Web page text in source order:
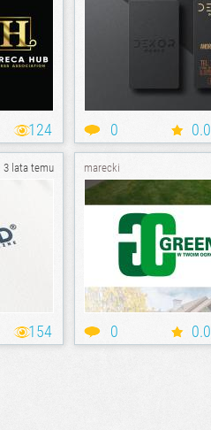
124 0 0.0
3 lata temu
154
marecki
0 0.0